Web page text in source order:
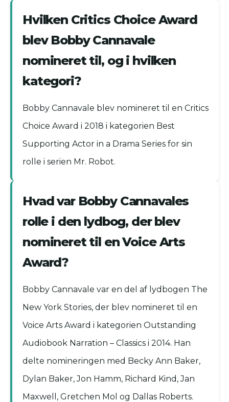
Hvilken Critics Choice Award
blev Bobby Cannavale
nomineret til, og i hvilken
kategori?
Bobby Cannavale blev nomineret til en Critics
Choice Award i 2018 i kategorien Best
Supporting Actor in a Drama Series for sin
rolle i serien Mr. Robot.
Hvad var Bobby Cannavales
rolle i den lydbog, der blev
nomineret til en Voice Arts
Award?
Bobby Cannavale var en del af lydbogen The
New York Stories, der blev nomineret til en
Voice Arts Award i kategorien Outstanding
Audiobook Narration – Classics i 2014. Han
delte nomineringen med Becky Ann Baker,
Dylan Baker, Jon Hamm, Richard Kind, Jan
Maxwell, Gretchen Mol og Dallas Roberts.